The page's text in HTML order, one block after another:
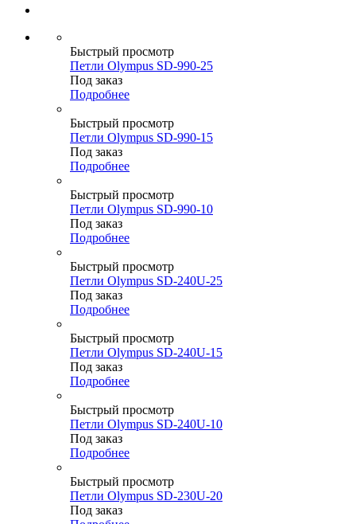
Быстрый просмотр
Петли Olympus SD-990-25
Под заказ
Подробнее
Быстрый просмотр
Петли Olympus SD-990-15
Под заказ
Подробнее
Быстрый просмотр
Петли Olympus SD-990-10
Под заказ
Подробнее
Быстрый просмотр
Петли Olympus SD-240U-25
Под заказ
Подробнее
Быстрый просмотр
Петли Olympus SD-240U-15
Под заказ
Подробнее
Быстрый просмотр
Петли Olympus SD-240U-10
Под заказ
Подробнее
Быстрый просмотр
Петли Olympus SD-230U-20
Под заказ